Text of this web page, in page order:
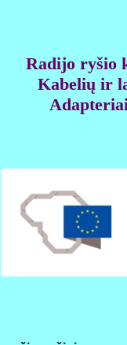
Radijo ryšio
Kabelių ir